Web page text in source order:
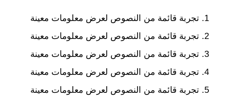
تجربة قائمة من النصوص لعرض معلومات معينة
تجربة قائمة من النصوص لعرض معلومات معينة
تجربة قائمة من النصوص لعرض معلومات معينة
تجربة قائمة من النصوص لعرض معلومات معينة
تجربة قائمة من النصوص لعرض معلومات معينة